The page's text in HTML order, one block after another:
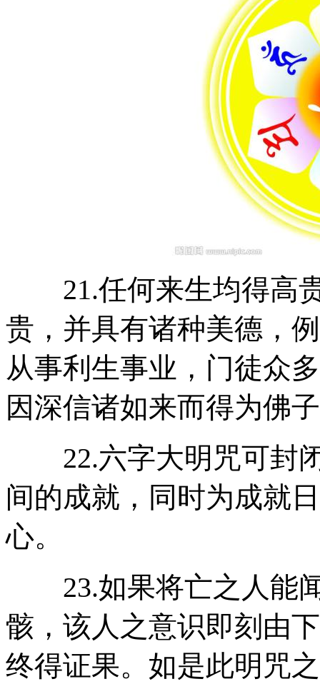
21.任何来生均得高贵
贵，并具有诸种美德，
从事利生事业，门徒众
因深信诸如来而得为佛
22.六字大明咒可封闭
间的成就，同时为成就
心。
23.如果将亡之人能闻
骸，该人之意识即刻由
终得证果。如是此明咒